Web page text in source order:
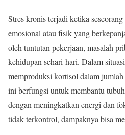
Stres kronis terjadi ketika
emosional atau fisik yang
oleh tuntutan pekerjaan, masalah
kehidupan sehari-hari. Dalam
memproduksi kortisol dalam
ini berfungsi untuk membantu
dengan meningkatkan energi dan
tidak terkontrol, dampaknya bisa